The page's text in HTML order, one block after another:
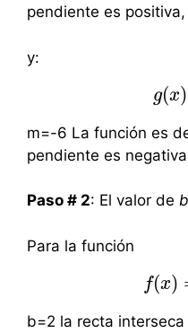
pendiente es
y:
g(x)
g(x
m=-6 La función es
pendiente es
Paso # 2: El valor de
Para la función
f(x)
f(x
b=2 la recta interseca